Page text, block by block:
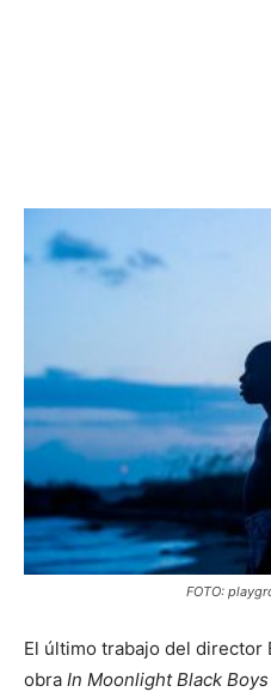
FOTO:
El último trabajo del director
obra In Moonlight Black